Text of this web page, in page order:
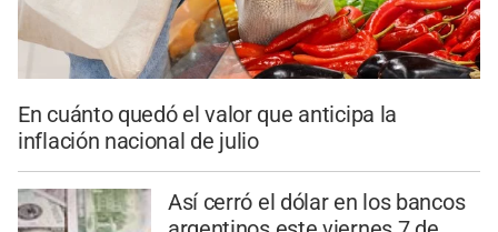
En cuánto quedó el valor que anticipa la
inflación nacional de julio
Así cerró el dólar en los bancos